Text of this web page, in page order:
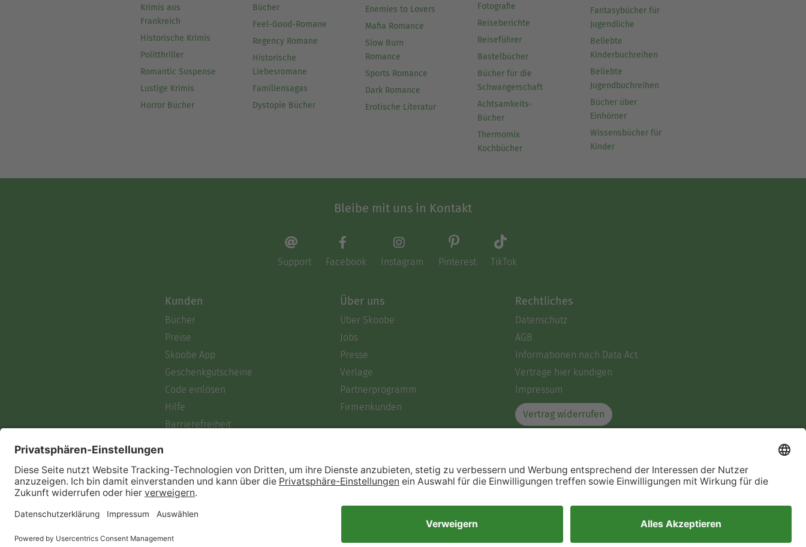
Krimis aus
Frankreich
Historische Krimis
Politthriller
Romantic Suspense
Lustige Krimis
Horror Bücher
Bücher
Feel-Good-Romane
Regency Romane
Historische
Liebesromane
Familiensagas
Dystopie Bücher
Enemies to Lovers
Mafia Romance
Slow Burn
Romance
Sports Romance
Dark Romance
Erotische Literatur
Fotografie
Reiseberichte
Reiseführer
Bastelbücher
Bücher für die
Schwangerschaft
Achtsamkeits-
Bücher
Thermomix
Kochbücher
Fantasybücher für
Jugendliche
Beliebte
Kinderbuchreihen
Beliebte
Jugendbuchreihen
Bücher über
Einhörner
Wissensbücher für
Kinder
Bleibe mit uns in Kontakt
Support Facebook Instagram Pinterest TikTok
Kunden
Bücher
Preise
Skoobe App
Geschenkgutscheine
Code einlösen
Hilfe
Barrierefreiheit
Über uns
Über Skoobe
Jobs
Presse
Verlage
Partnerprogramm
Firmenkunden
Rechtliches
Datenschutz
AGB
Informationen nach Data Act
Verträge hier kündigen
Impressum
Vertrag widerrufen
Immer ein gutes Buch